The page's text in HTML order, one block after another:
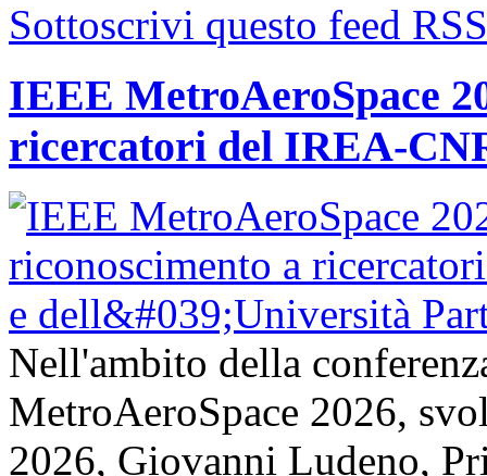
Sottoscrivi questo feed RSS
IEEE MetroAeroSpace
ricercatori del IREA-
Nell'ambito della
MetroAeroSpace 2026,
2026, Giovanni Ludeno,